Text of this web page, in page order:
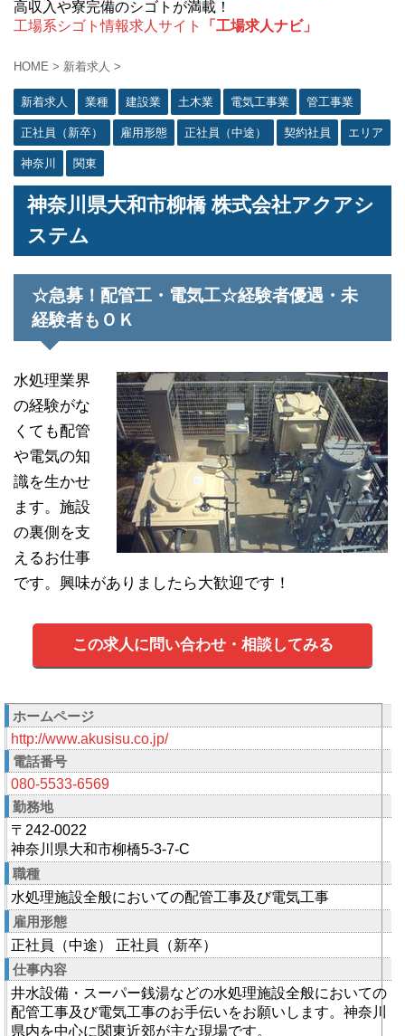
高収入や寮完備のシゴトが満載！
工場系シゴト情報求人サイト
「工場求人ナビ」
HOME > 新着求人 >
新着求人 業種 建設業 土木業 電気工事業 管工事業
正社員（新卒） 雇用形態 正社員（中途） 契約社員 エリア
神奈川 関東
神奈川県大和市柳橋 株式会社アクアシ
ステム
☆急募！配管工・電気工☆経験者優遇・未
経験者もＯＫ
水処理業界
の経験がな
くても配管
や電気の知
識を生かせ
ます。施設
の裏側を支
えるお仕事
です。興味がありましたら大歓迎です！
この求人に問い合わせ・相談してみる
ホームページ
http://www.akusisu.co.jp/
電話番号
080-5533-6569
勤務地
〒242-0022
神奈川県大和市柳橋5-3-7-C
職種
水処理施設全般においての配管工事及び電気工事
雇用形態
正社員（中途） 正社員（新卒）
仕事内容
井水設備・スーパー銭湯などの水処理施設全般においての
配管工事及び電気工事のお手伝いをお願いします。神奈川
県内を中心に関東近郊が主な現場です。